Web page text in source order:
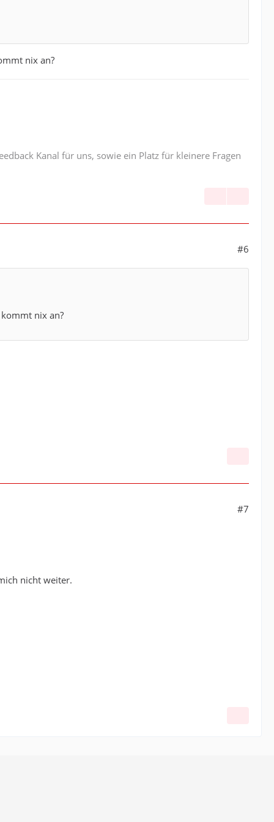
nix an?
Kanal für uns, sowie ein Platz für kleinere Fragen
#6
nix an?
#7
nicht weiter.